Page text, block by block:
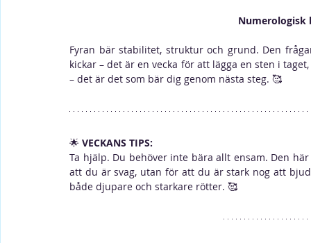
Numerologisk
Fyran bär stabilitet, struktur och grund. Den
kickar – det är en vecka för att lägga en sten i
– det är det som bär dig genom nästa steg. 🥰
🌟 VECKANS TIPS:
Ta hjälp. Du behöver inte bära allt ensam. Den
att du är svag, utan för att du är stark nog att
både djupare och starkare rötter. 🥰